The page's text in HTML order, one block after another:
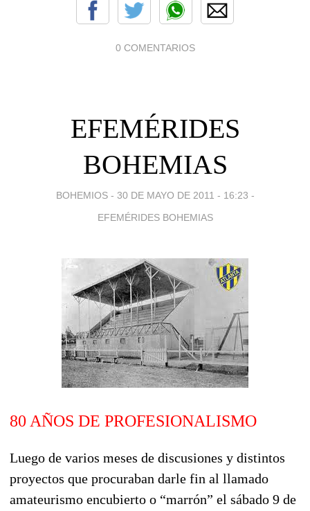
0 COMENTARIOS
EFEMÉRIDES
BOHEMIAS
BOHEMIOS - 30 DE MAYO DE 2011 - 16:23 -
EFEMÉRIDES BOHEMIAS
80 AÑOS DE PROFESIONALISMO
Luego de varios meses de discusiones y distintos
proyectos que procuraban darle fin al llamado
amateurismo encubierto o “marrón” el sábado 9 de